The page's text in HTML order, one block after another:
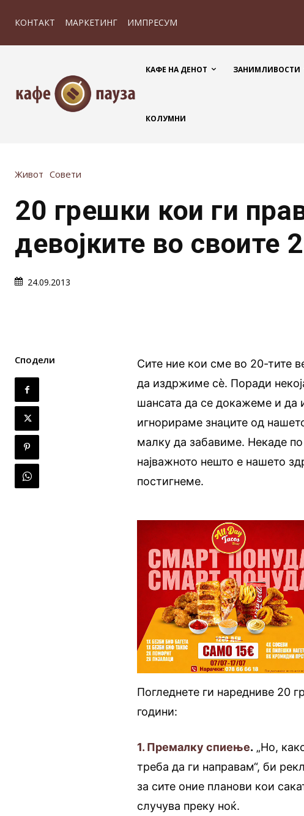
КОНТАКТ МАРКЕТИНГ ИМПРЕСУМ
КАФЕ НА ДЕНОТ ЗАНИМЛИВОСТИ
КОЛУМНИ
Живот Совети
20 грешки кои ги
девојките во своите
24.09.2013
Сподели
Сите ние кои сме во 20-тите
да издржиме сè. Поради
шансата да се докажеме и да
игнорираме знаците од
малку да забавиме. Некаде
најважното нешто е нашето
постигнеме.
Погледнете ги наредниве 20
години:
1. Премалку спиење. „Но,
треба да ги направам“, би
за сите оние планови кои
случува преку ноќ.